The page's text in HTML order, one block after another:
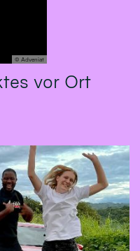
© Adveniat
vor Ort